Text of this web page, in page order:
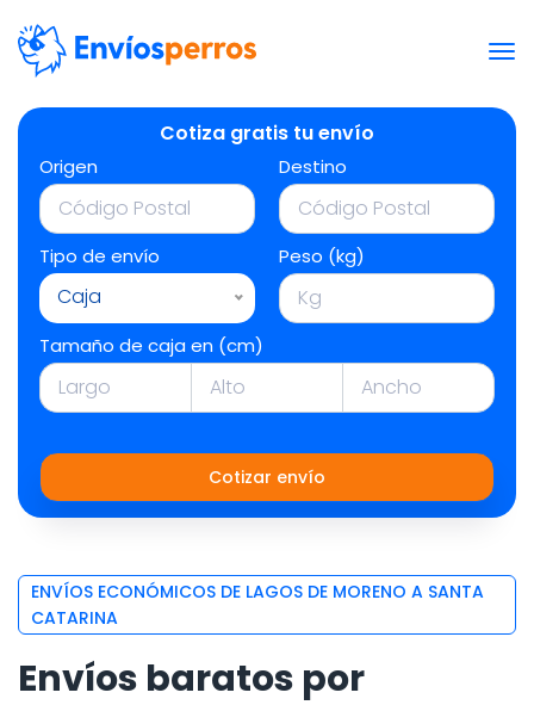
Cotiza gratis tu envío
Origen Destino
Tipo de envío
Caja
Peso (kg)
Tamaño de caja en (cm)
Cotizar envío
ENVÍOS ECONÓMICOS DE LAGOS DE MORENO A SANTA
CATARINA
Envíos baratos por